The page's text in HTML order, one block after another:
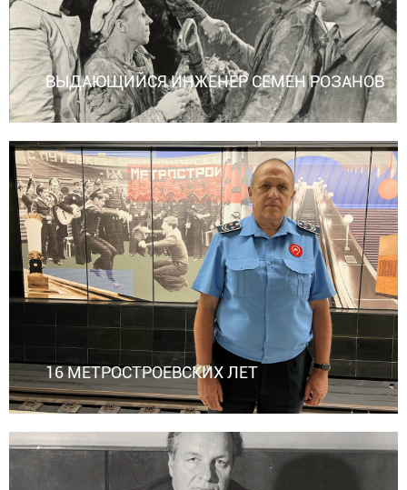
ВЫДАЮЩИЙСЯ ИНЖЕНЕР СЕМЕН РОЗАНОВ
16 МЕТРОСТРОЕВСКИХ ЛЕТ